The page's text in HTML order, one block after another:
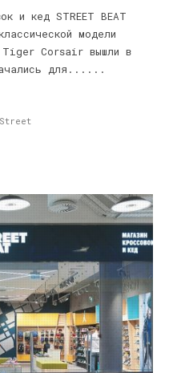
и кед STREET BEAT
модели
Corsair вышли в
для......